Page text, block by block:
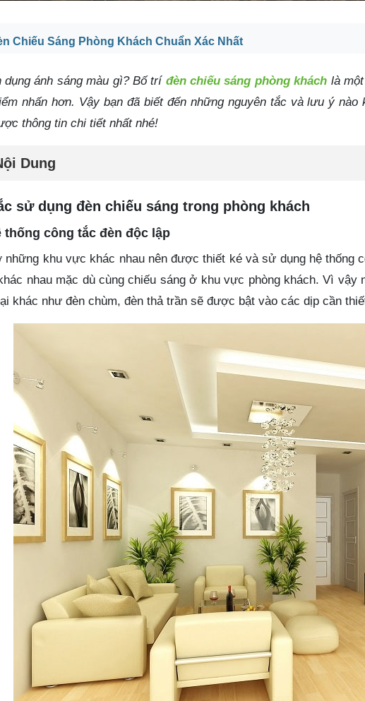
Chiếu Sáng Phòng Khách Chuẩn Xác Nhất
dụng ánh sáng màu gì? Bố trí đèn chiếu sáng phòng khách là
nhấn hơn. Vậy bạn đã biết đến những nguyên tắc và lưu ý
thông tin chi tiết nhất nhé!
Dung
sử dụng đèn chiếu sáng trong phòng khách
thống công tắc đèn độc lập
những khu vực khác nhau nên được thiết ké và sử dụng hệ thống
nhau mặc dù cùng chiếu sáng ở khu vực phòng khách. Vì
khác như đèn chùm, đèn thả trần sẽ được bật vào các dịp cần